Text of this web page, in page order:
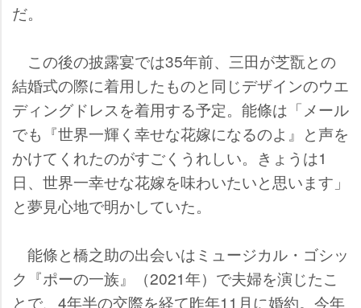
だ。
この後の披露宴では35年前、三田が芝翫との
結婚式の際に着用したものと同じデザインのウエ
ディングドレスを着用する予定。能條は「メール
でも『世界一輝く幸せな花嫁になるのよ』と声を
かけてくれたのがすごくうれしい。きょうは1
日、世界一幸せな花嫁を味わいたいと思います」
と夢見心地で明かしていた。
能條と橋之助の出会いはミュージカル・ゴシッ
ク『ポーの一族』（2021年）で夫婦を演じたこ
とで、4年半の交際を経て昨年11月に婚約。今年